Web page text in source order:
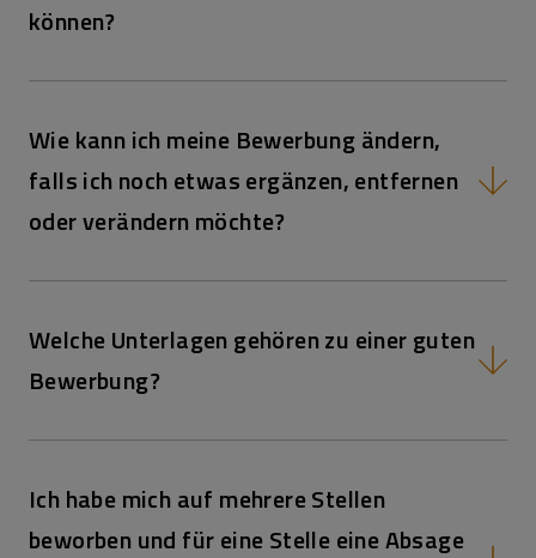
können?
Wie kann ich meine Bewerbung ändern,
falls ich noch etwas ergänzen, entfernen
oder verändern möchte?
Welche Unterlagen gehören zu einer guten
Bewerbung?
Ich habe mich auf mehrere Stellen
beworben und für eine Stelle eine Absage